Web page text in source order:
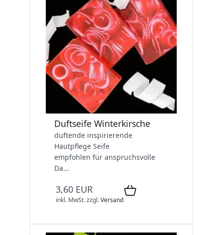
Duftseife Winterkirsche
duftende inspirierende
Hautpflege Seife
empfohlen für anspruchsvolle
Da...
3,60 EUR
inkl. MwSt.zzgl.Versand